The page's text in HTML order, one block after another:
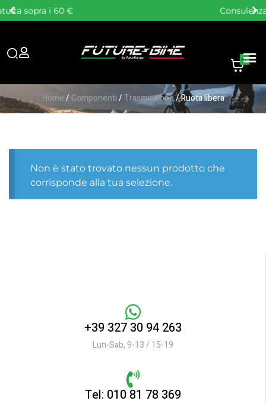
0
Home/ Componenti/Trasmissione/ Ruota libera
Non è stato trovato nessun prodotto che
corrisponde alla tua selezione.
+39 327 30 94 263
Lun-Sab, 9-13 / 15-19
Tel: 010 81 78 369